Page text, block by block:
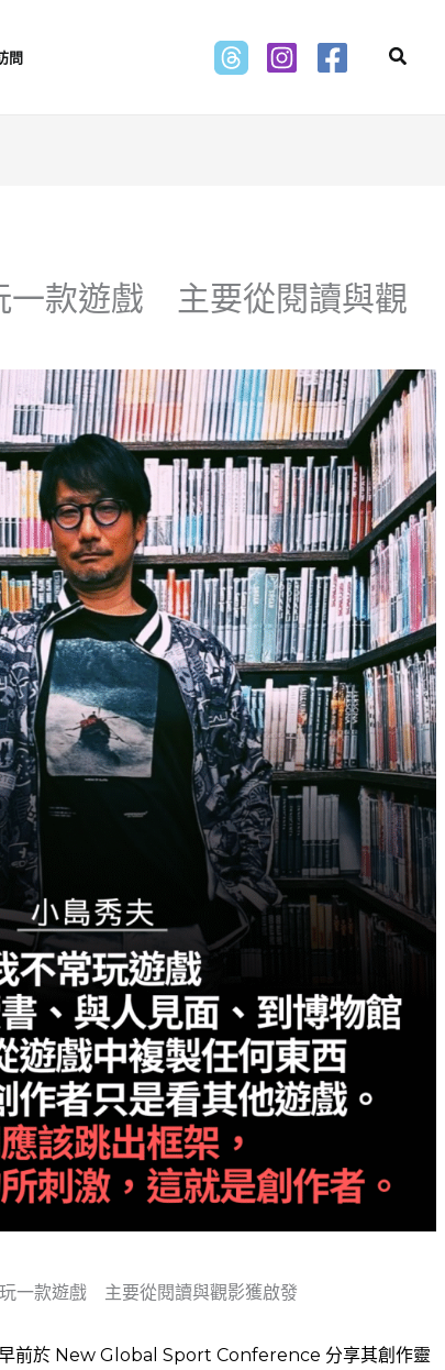
問 Search
一款遊戲 主要從閱讀與觀
一款遊戲 主要從閱讀與觀影獲啟發
前於 New Global Sport Conference 分享其創作靈